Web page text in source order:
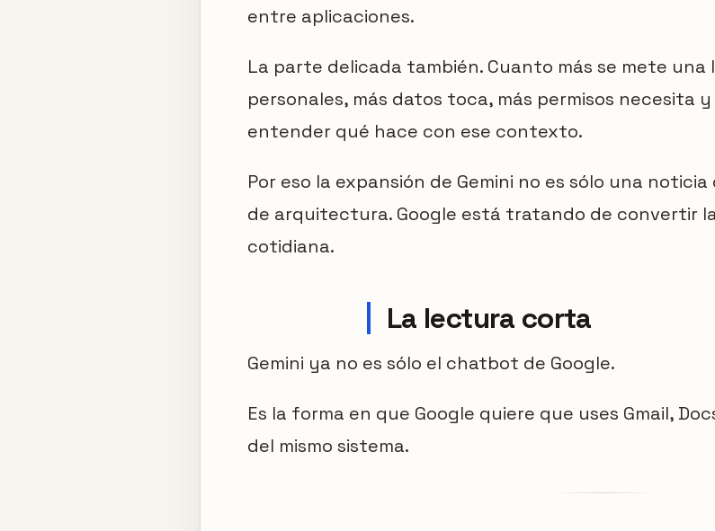
entre aplicaciones.
La parte delicada también. Cuanto más se mete una
personales, más datos toca, más permisos necesita
entender qué hace con ese contexto.
Por eso la expansión de Gemini no es sólo una
de arquitectura. Google está tratando de convertir
cotidiana.
La lectura corta
Gemini ya no es sólo el chatbot de Google.
Es la forma en que Google quiere que uses Gmail,
del mismo sistema.